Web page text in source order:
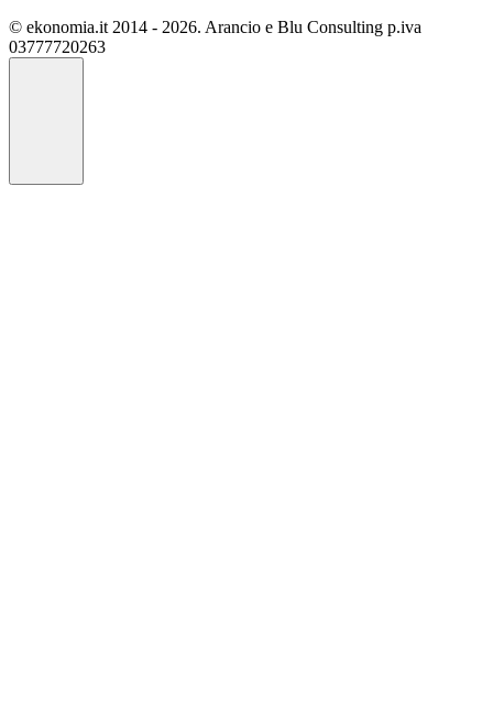
© ekonomia.it 2014 - 2026. Arancio e Blu Consulting p.iva
03777720263